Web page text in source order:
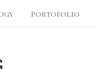
Portofolio